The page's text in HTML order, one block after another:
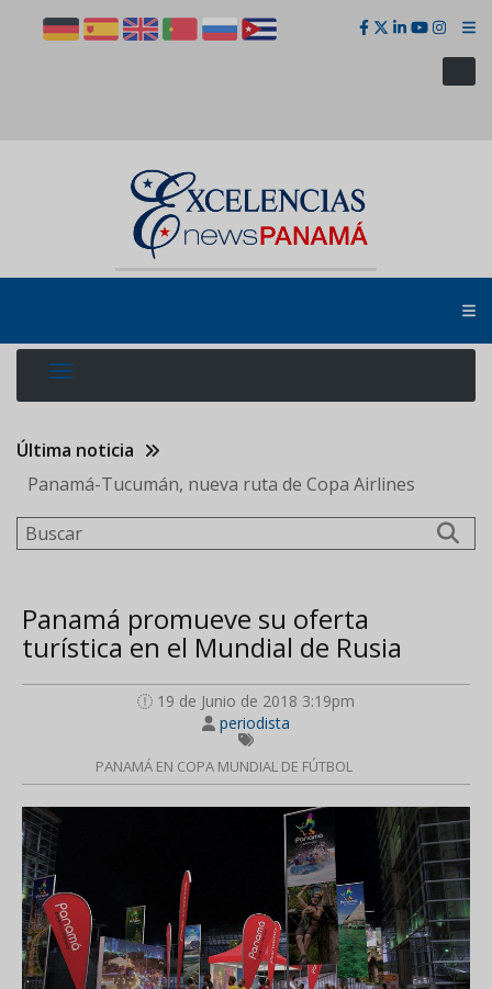
Última noticia
Panamá-Tucumán, nueva ruta de Copa Airlines
Buscar
Panamá promueve su oferta
turística en el Mundial de Rusia
19 de Junio de 2018 3:19pm
periodista
PANAMÁ EN COPA MUNDIAL DE FÚTBOL